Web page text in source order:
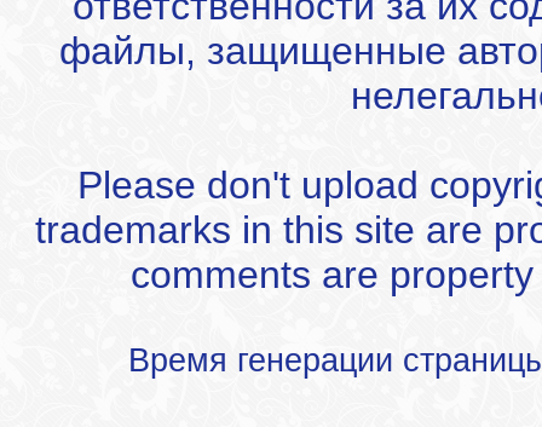
файлы, защищенные
Please don't upload
trademarks in this site are
comments are
Время генерации